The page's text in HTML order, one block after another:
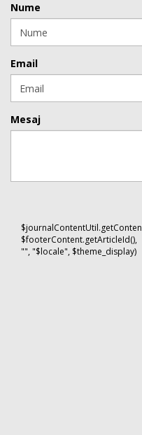
Nume
Email
Mesaj
$footerContent.getArticleId(),
"", "$locale", $theme_display)